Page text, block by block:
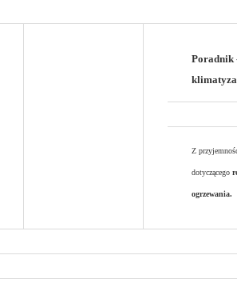
Poradnik -
klimatyzacji
Z przyjemnością
dotyczącego
ogrzewania.